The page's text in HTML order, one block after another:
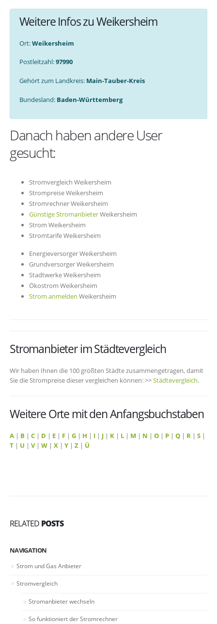
Weitere Infos zu Weikersheim
Ort:Weikersheim
Postleitzahl:97990
Gehört zum Landkreis: Main-Tauber-Kreis
Bundesland: Baden-Württemberg
Danach haben andere User
gesucht:
Stromvergleich Weikersheim
Strompreise Weikersheim
Stromrechner Weikersheim
Günstige StromanbieterWeikersheim
Strom Weikersheim
Stromtarife Weikersheim
Energieversorger Weikersheim
Grundversorger Weikersheim
Stadtwerke Weikersheim
Ökostrom Weikersheim
Strom anmelden Weikersheim
Stromanbieter im Städtevergleich
Wir haben Ihnen die 100 größten Städte zusammengetragen, damit
Sie die Strompreise dieser vergleichen können: >>Städtevergleich.
Weitere Orte mit den Anfangsbuchstaben
A | B | C | D | E | F | G | H | I | J | K | L | M | N | O | P | Q | R | S |
T | U | V| W | X | Y | Z | Ü
RELATED POSTS
NAVIGATION
Strom und Gas Anbieter
Stromvergleich
Stromanbieter wechseln
So funktioniert der Stromrechner